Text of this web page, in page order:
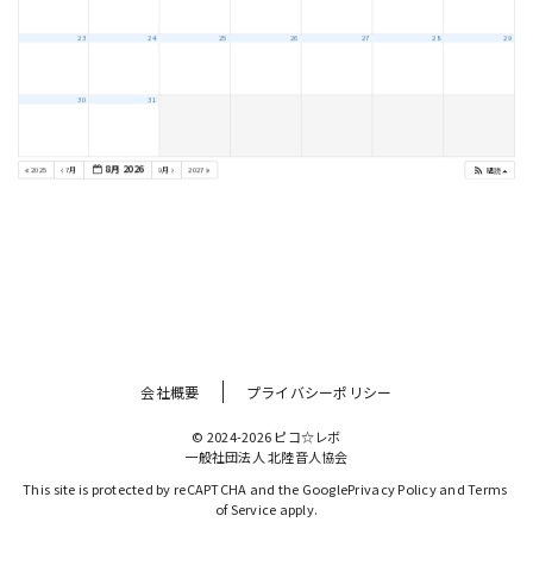
会社概要 プライバシーポリシー
© 2024-2026 ピコ☆レボ
一般社団法人 北陸音人協会
This site is protected by reCAPTCHA and the GooglePrivacy Policy and Terms
of Service apply.